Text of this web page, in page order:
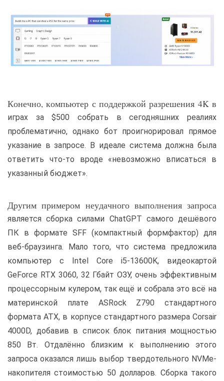
Конечно, компьютер с поддержкой разрешения 4K в
играх за $500 собрать в сегодняшних реалиях
проблематично, однако бот проигнорировал прямое
указание в запросе. В идеале система должна была
ответить что-то вроде «невозможно вписаться в
указанный бюджет».
Другим примером неудачного выполнения запроса
является сборка силами ChatGPT самого дешёвого
ПК в формате SFF (компактный формфактор) для
веб-браузинга. Мало того, что система предложила
компьютер с Intel Core i5-13600K, видеокартой
GeForce RTX 3060, 32 Гбайт ОЗУ, очень эффективным
процессорным кулером, так ещё и собрала это всё на
материнской плате ASRock Z790 стандартного
формата ATX, в корпусе стандартного размера Corsair
4000D, добавив в список блок питания мощностью
850 Вт. Отдалённо близким к выполнению этого
запроса оказался лишь выбор твердотельного NVMe-
накопителя стоимостью 50 долларов. Сборка такого